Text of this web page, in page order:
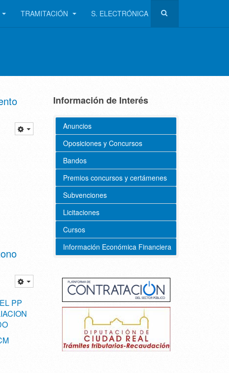
TRAMITACIÓN S. ELECTRÓNICA
PP
Información de Interés
Anuncios
Oposiciones y Concursos
Bandos
Premios concursos y certámenes
Subvenciones
Licitaciones
Cursos
Información Económica Financiera